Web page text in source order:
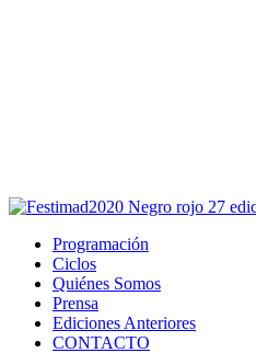
Programación
Ciclos
Quiénes Somos
Prensa
Ediciones Anteriores
CONTACTO